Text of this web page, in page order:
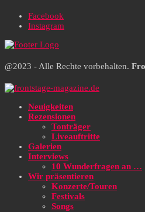
Facebook
Instagram
@2023 - Alle Rechte vorbehalten.
Neuigkeiten
Rezensionen
Tonträger
Liveauftritte
Galerien
Interviews
10 Wunderfragen an …
Wir präsentieren
Konzerte/Touren
Festivals
Songs